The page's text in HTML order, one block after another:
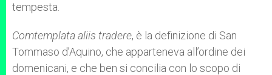
tempesta.
Comtemplata aliis tradere, è la definizione di San
Tommaso d’Aquino, che apparteneva all’ordine dei
domenicani, e che ben si concilia con lo scopo di